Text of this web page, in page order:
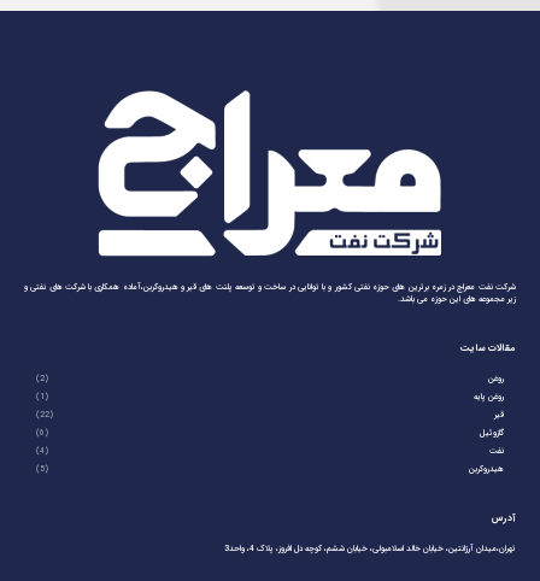
شرکت نفت معراج در زمره برترین های حوزه نفتی کشور و با توانایی در ساخت و توسعه پلنت های قیر و هیدروکربن،آماده همکاری با شرکت های نفتی و
زیر مجموعه های این حوزه می باشد.
مقالات سایت
روغن
(2)
روغن پایه
(1)
قیر
(22)
گازوئیل
(6)
نفت
(4)
هیدروکربن
(5)
آدرس
تهران،میدان آرژانتین، خیابان خالد اسلامبولی، خیابان ششم، کوچه دل افروز، پلاک 4، واحد3